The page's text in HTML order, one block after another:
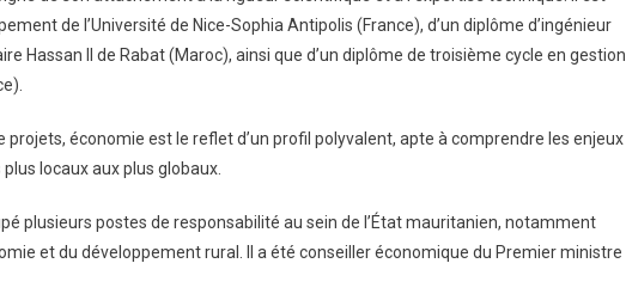
de l’Université de Nice-Sophia Antipolis (France), d’un diplôme d’ingénieur
Hassan II de Rabat (Maroc), ainsi que d’un diplôme de troisième cycle en gestion
économie est le reflet d’un profil polyvalent, apte à comprendre les enjeux
locaux aux plus globaux.
plusieurs postes de responsabilité au sein de l’État mauritanien, notamment
et du développement rural. Il a été conseiller économique du Premier ministre